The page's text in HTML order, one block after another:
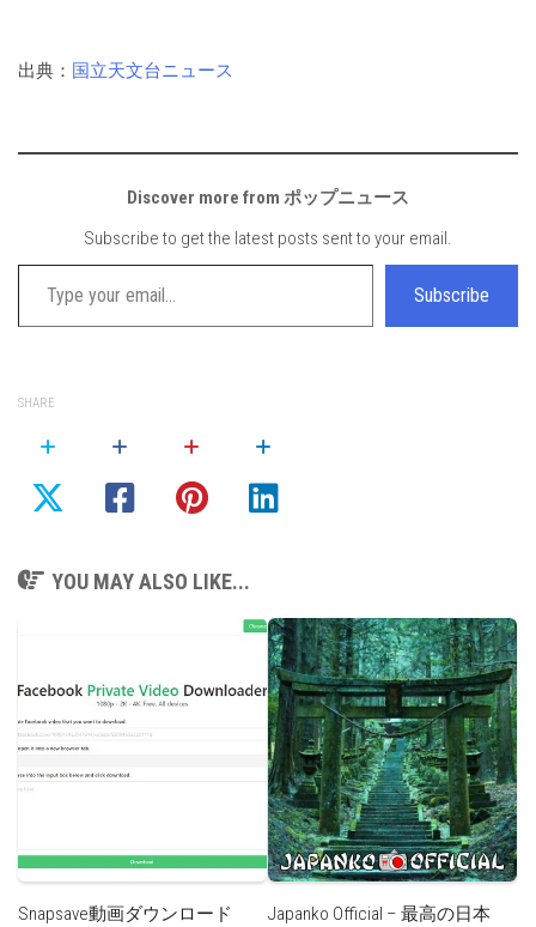
出典： 国立天文台ニュース
Discover more from ポップニュース
Subscribe to get the latest posts sent to your email.
Type your email…
Subscribe
SHARE
YOU MAY ALSO LIKE...
Snapsave動画ダウンロード Japanko Official – 最高の日本